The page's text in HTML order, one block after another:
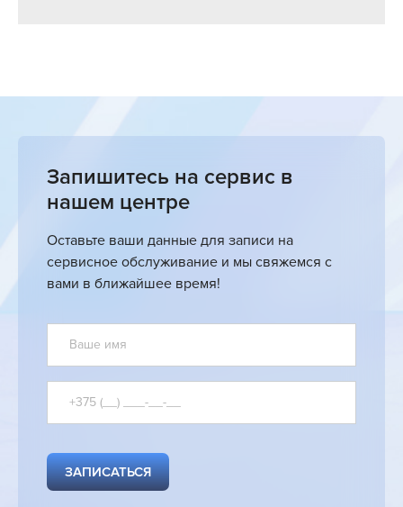
Запишитесь на сервис в
нашем центре
Оставьте ваши данные для записи на
сервисное обслуживание и мы свяжемся с
вами в ближайшее время!
ЗАПИСАТЬСЯ